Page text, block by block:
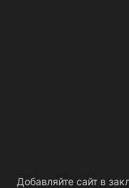
Добавляйте сайт в